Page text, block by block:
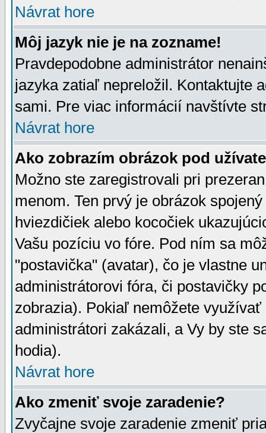
Návrat hore
Môj jazyk nie je na zozname!
Pravdepodobne administrátor
jazyka zatiaľ nepreložil. Kontaktujte
sami. Pre viac informácií navštívte
Návrat hore
Ako zobrazím obrázok pod
Možno ste zaregistrovali pri
menom. Ten prvý je obrázok
hviezdičiek alebo kocočiek
Vašu pozíciu vo fóre. Pod ním sa
"postavička" (avatar), čo je vlastne
administrátorovi fóra, či postavičky
zobrazia). Pokiaľ nemôžete
administrátori zakázali, a Vy by ste
hodia).
Návrat hore
Ako zmeniť svoje zaradenie?
Zvyčajne svoje zaradenie zmeniť